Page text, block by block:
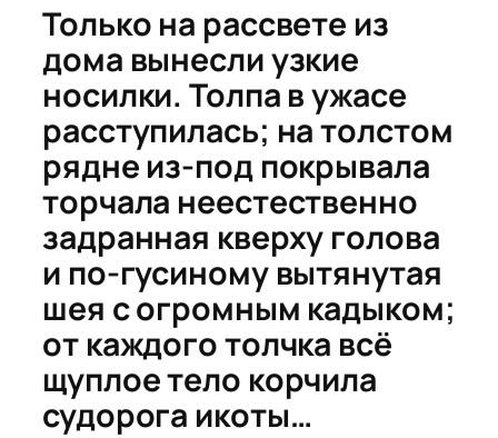
Только на рассвете из
дома вынесли узкие
носилки. Толпа в ужасе
расступилась; на толстом
рядне из-под покрывала
торчала неестественно
задранная кверху голова
и по-гусиному вытянутая
шея с огромным кадыком;
от каждого толчка всё
щуплое тело корчила
судорога икоты…